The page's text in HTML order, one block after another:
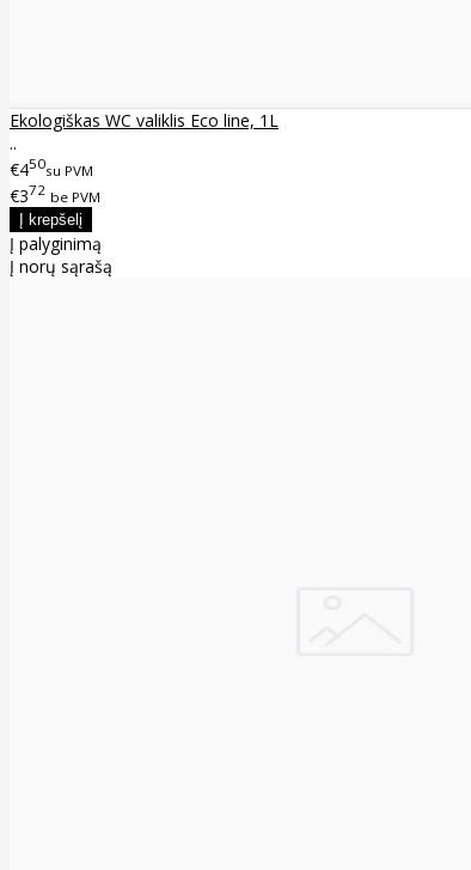
Ekologiškas WC valiklis Eco line, 1L
..
€450su PVM
€372 be PVM
Į palyginimą
Į norų sąrašą